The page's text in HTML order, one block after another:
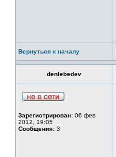
Вернуться к началу
denlebedev
Зарегистрирован: 06 фев
2012, 19:05
Сообщения: 3